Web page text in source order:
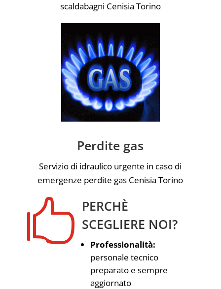
scaldabagni Cenisia Torino
Perdite gas
Servizio di idraulico urgente in caso di
emergenze perdite gas Cenisia Torino
 PERCHÈ
SCEGLIERE NOI?
Professionalità:
personale tecnico
preparato e sempre
aggiornato